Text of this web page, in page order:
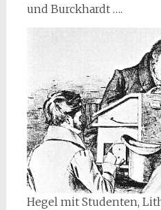
und Burckhardt ….
Hegel mit Studenten,